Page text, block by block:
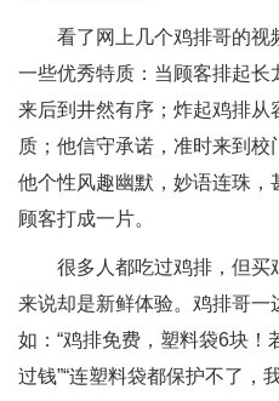
看了网上几个鸡排哥的视
一些优秀特质：当顾客排起
来后到井然有序；炸起鸡排
质；他信守承诺，准时来到校
他个性风趣幽默，妙语连珠，
顾客打成一片。
很多人都吃过鸡排，但买
来说却是新鲜体验。鸡排哥一
如：“鸡排免费，塑料袋6块！
过钱”“连塑料袋都保护不了，